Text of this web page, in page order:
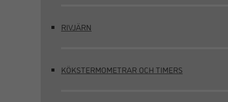
RIVJÄRN
KÖKSTERMOMETRAR OCH TIMERS